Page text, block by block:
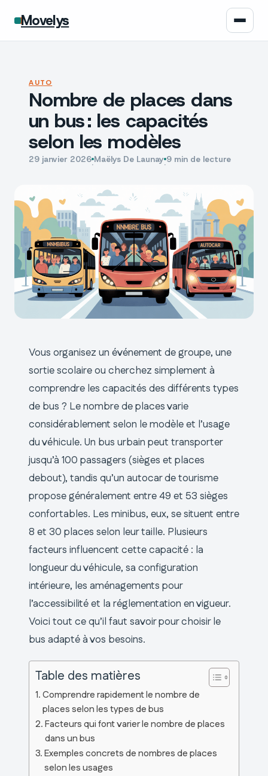
Movelys
Moto
Assurance
Écologie
Tech
AUTO
Nombre de places dans
un bus : les capacités
selon les modèles
29 janvier 2026·Maëlys De Launay·9 min de lecture
Vous organisez un événement de groupe, une
sortie scolaire ou cherchez simplement à
comprendre les capacités des différents types
de bus ? Le nombre de places varie
considérablement selon le modèle et l’usage
du véhicule. Un bus urbain peut transporter
jusqu’à 100 passagers (sièges et places
debout), tandis qu’un autocar de tourisme
propose généralement entre 49 et 53 sièges
confortables. Les minibus, eux, se situent entre
8 et 30 places selon leur taille. Plusieurs
facteurs influencent cette capacité : la
longueur du véhicule, sa configuration
intérieure, les aménagements pour
l’accessibilité et la réglementation en vigueur.
Voici tout ce qu’il faut savoir pour choisir le
bus adapté à vos besoins.
Table des matières
Comprendre rapidement le nombre de
places selon les types de bus
Facteurs qui font varier le nombre de places
dans un bus
Exemples concrets de nombres de places
selon les usages